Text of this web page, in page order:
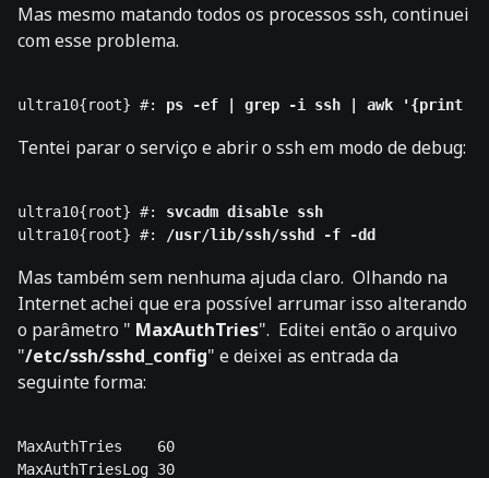
Mas mesmo matando todos os processos ssh, continuei
com esse problema.
ultra10{root} #: ps -ef | grep -i ssh | awk '{print
Tentei parar o serviço e abrir o ssh em modo de debug:
ultra10{root} #: svcadm disable ssh
ultra10{root} #:
/usr/lib/ssh/sshd -f -dd
Mas também sem nenhuma ajuda claro. Olhando na
Internet achei que era possível arrumar isso alterando
o parâmetro " MaxAuthTries". Editei então o arquivo
"/etc/ssh/sshd_config" e deixei as entrada da
seguinte forma:
MaxAuthTries    60